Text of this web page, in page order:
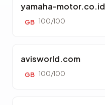
yamaha-motor.co.id
GB 100/100
avisworld.com
GB 100/100